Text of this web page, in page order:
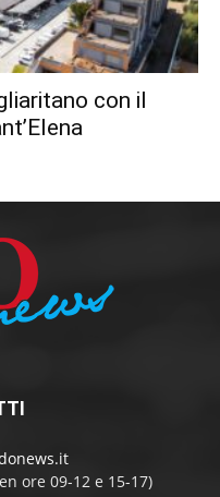
con il
ore 09-12 e 15-17)